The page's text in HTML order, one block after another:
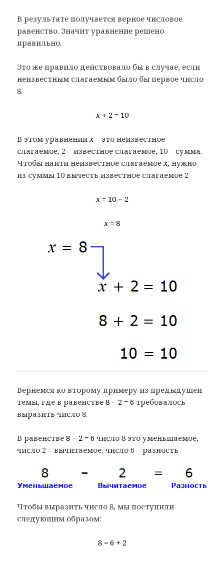
В результате получается верное числовое
равенство. Значит уравнение решено
правильно.
Это же правило действовало бы в случае, если
неизвестным слагаемым было бы первое число
8.
x+ 2 = 10
В этом уравненииx– это неизвестное
слагаемое, 2 – известное слагаемое, 10 – сумма.
Чтобы найти неизвестное слагаемоеx, нужно
из суммы 10 вычесть известное слагаемое 2
x= 10 − 2
x= 8
Вернемся ко второму примеру из предыдущей
темы, где в равенстве8 − 2 = 6 требовалось
выразить число 8.
В равенстве8 − 2 = 6число 8 это уменьшаемое,
число 2 – вычитаемое, число 6 – разность
Чтобы выразить число 8, мы поступили
следующим образом:
8 = 6 + 2